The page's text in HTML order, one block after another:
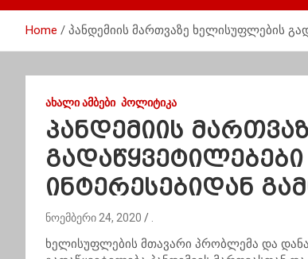
Home პანდემიის მართვაზე ხელისუფლების
ᲐᲮᲐᲚᲘ ᲐᲛᲑᲔᲑᲘ ᲞᲝᲚᲘᲢᲘᲙᲐ
პანდემიის
ინტერესებიდან
ნოემბერი 24, 2020
ხელისუფლების მთავარი პრობლემა და